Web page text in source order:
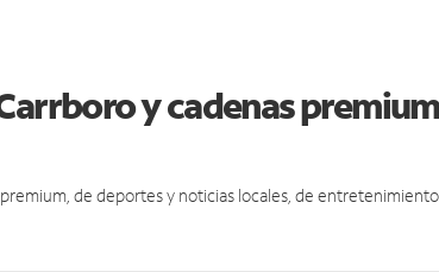
y cadenas premium
de deportes y noticias locales, de